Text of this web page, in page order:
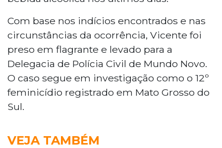
Com base nos indícios encontrados e nas
circunstâncias da ocorrência, Vicente foi
preso em flagrante e levado para a
Delegacia de Polícia Civil de Mundo Novo.
O caso segue em investigação como o 12º
feminicídio registrado em Mato Grosso do
Sul.
VEJA TAMBÉM